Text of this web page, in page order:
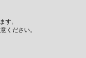
す。
ください。